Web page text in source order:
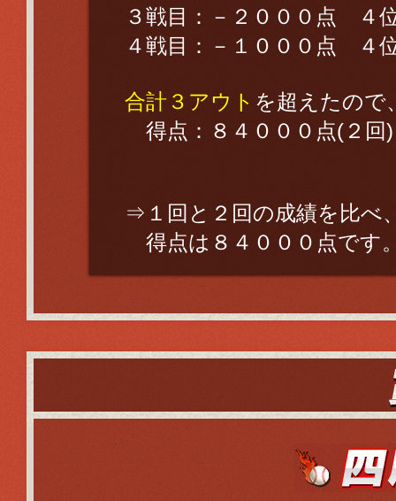
３戦目：－２０００点
４戦目：－１０００点
合計３アウト を超えたので
得点：８４０００点(２回)
⇒１回と２回の成績を比べ
得点は８４０００点です